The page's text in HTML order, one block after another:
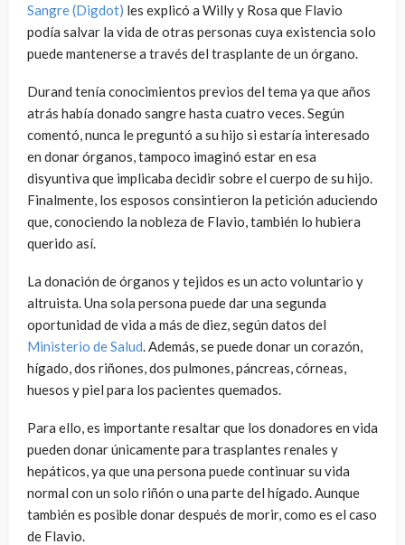
Sangre (Digdot) les explicó a Willy y Rosa que Flavio
podía salvar la vida de otras personas cuya existencia solo
puede mantenerse a través del trasplante de un órgano.
Durand tenía conocimientos previos del tema ya que años
atrás había donado sangre hasta cuatro veces. Según
comentó, nunca le preguntó a su hijo si estaría interesado
en donar órganos, tampoco imaginó estar en esa
disyuntiva que implicaba decidir sobre el cuerpo de su hijo.
Finalmente, los esposos consintieron la petición aduciendo
que, conociendo la nobleza de Flavio, también lo hubiera
querido así.
La donación de órganos y tejidos es un acto voluntario y
altruista. Una sola persona puede dar una segunda
oportunidad de vida a más de diez, según datos del
Ministerio de Salud. Además, se puede donar un corazón,
hígado, dos riñones, dos pulmones, páncreas, córneas,
huesos y piel para los pacientes quemados.
Para ello, es importante resaltar que los donadores en vida
pueden donar únicamente para trasplantes renales y
hepáticos, ya que una persona puede continuar su vida
normal con un solo riñón o una parte del hígado. Aunque
también es posible donar después de morir, como es el caso
de Flavio.